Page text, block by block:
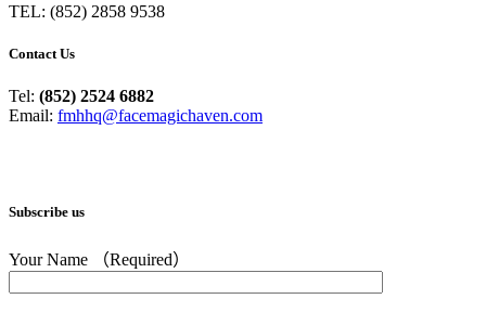
TEL: (852) 2858 9538
Contact Us
Tel: (852) 2524 6882
Email: fmhhq@facemagichaven.com
Subscribe us
Your Name （Required）